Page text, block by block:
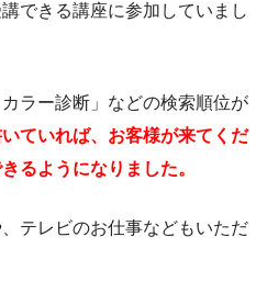
できる講座に参加していまし
ラー診断」などの検索順位が
ていれば、お客様が来てくだ
るようになりました。
テレビのお仕事などもいただ